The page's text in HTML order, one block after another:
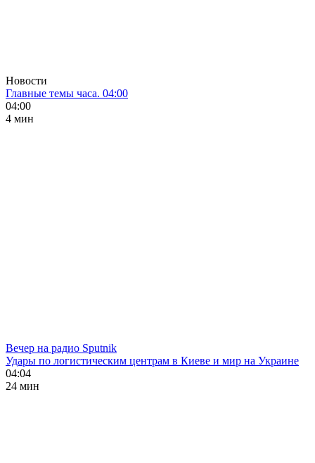
Новости
Главные темы часа. 04:00
04:00
4 мин
Вечер на радио Sputnik
Удары по логистическим центрам в Киеве и мир на Украине
04:04
24 мин